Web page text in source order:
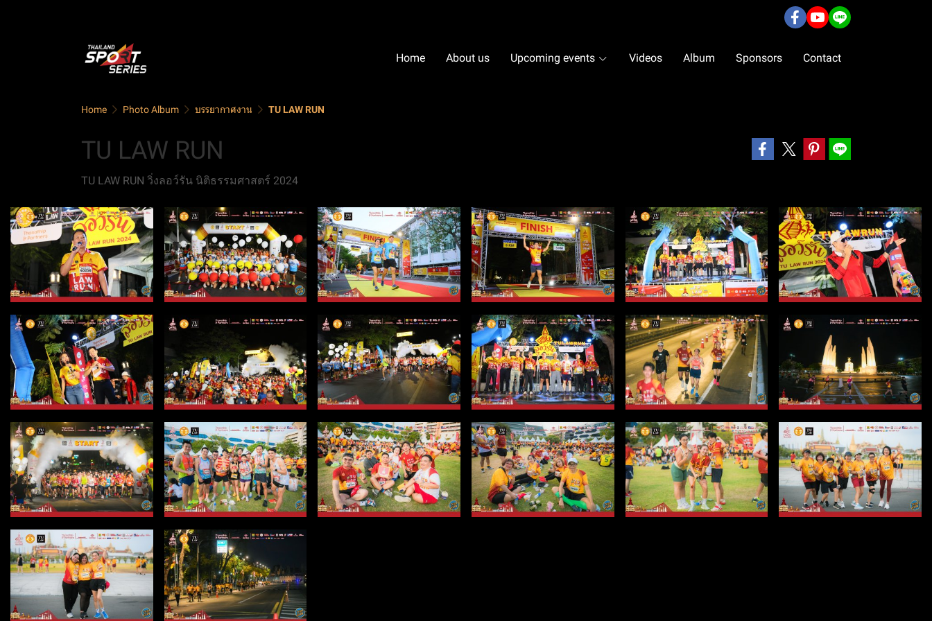
Home About us Upcoming events Videos Album Sponsors Contact
Home Photo Album บรรยากาศงาน TU LAW RUN
TU LAW RUN
TU LAW RUN วิ่งลอว์รัน นิติธรรมศาสตร์ 2024